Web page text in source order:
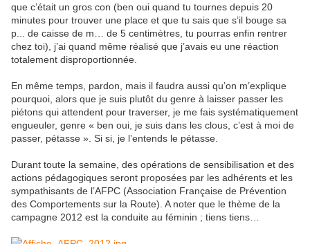
que c’était un gros con (ben oui quand tu tournes depuis 20
minutes pour trouver une place et que tu sais que s’il bouge sa
p... de caisse de m… de 5 centimètres, tu pourras enfin rentrer
chez toi), j’ai quand même réalisé que j’avais eu une réaction
totalement disproportionnée.
En même temps, pardon, mais il faudra aussi qu’on m’explique
pourquoi, alors que je suis plutôt du genre à laisser passer les
piétons qui attendent pour traverser, je me fais systématiquement
engueuler, genre « ben oui, je suis dans les clous, c’est à moi de
passer, pétasse ». Si si, je l’entends le pétasse.
Durant toute la semaine, des opérations de sensibilisation et des
actions pédagogiques seront proposées par les adhérents et les
sympathisants de l’AFPC (Association Française de Prévention
des Comportements sur la Route). A noter que le thème de la
campagne 2012 est la conduite au féminin ; tiens tiens…